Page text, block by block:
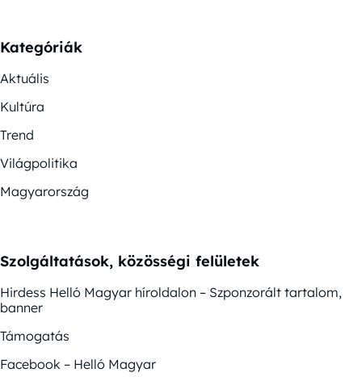
Kategóriák
Aktuális
Kultúra
Trend
Világpolitika
Magyarország
Szolgáltatások, közösségi felületek
Hirdess Helló Magyar híroldalon – Szponzorált tartalom,
banner
Támogatás
Facebook – Helló Magyar